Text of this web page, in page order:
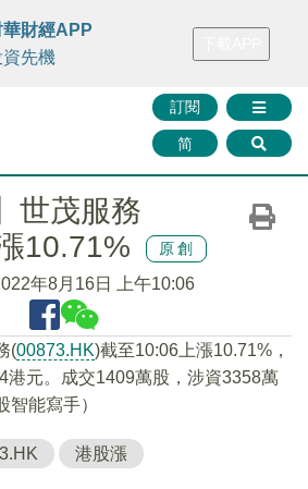
FINMETA 財華證券 媒體矩陣
訂閱
简
財經APP
先機
世茂服務
10.71%
原創
年8月16日 上午10:06
(00873.HK)截至10:06上漲10.71%，
港元。成交1409萬股，涉資3358萬
智能寫手）
港股漲